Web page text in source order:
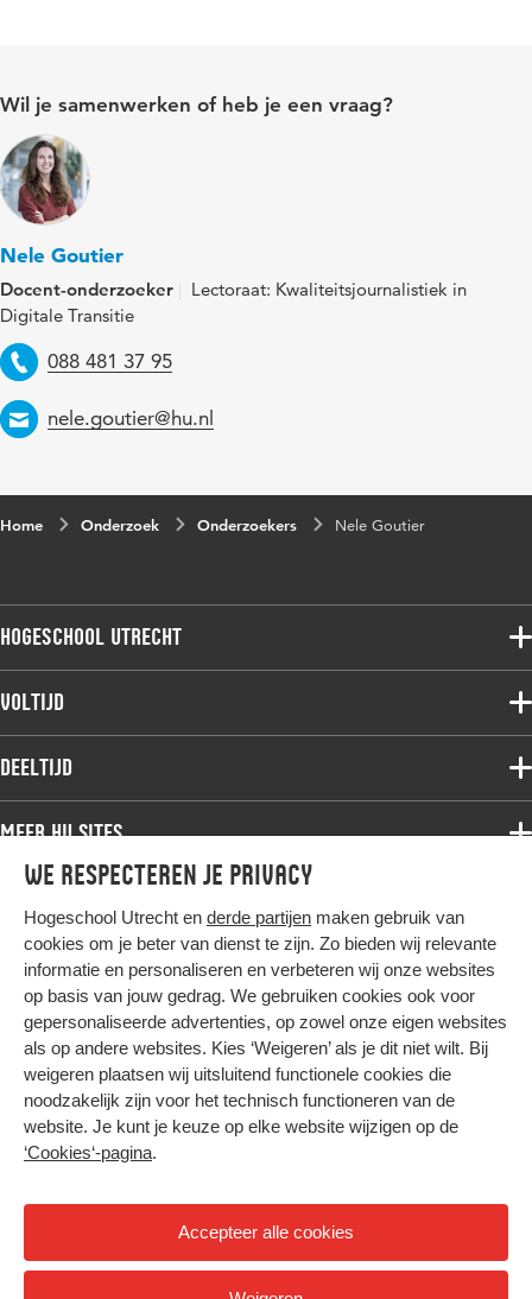
We respecteren je privacy
Hogeschool Utrecht en derde partijen maken gebruik van
cookies om je beter van dienst te zijn. Zo bieden wij relevante
informatie en personaliseren en verbeteren wij onze websites
op basis van jouw gedrag. We gebruiken cookies ook voor
gepersonaliseerde advertenties, op zowel onze eigen websites
als op andere websites. Kies ‘Weigeren’ als je dit niet wilt. Bij
weigeren plaatsen wij uitsluitend functionele cookies die
noodzakelijk zijn voor het technisch functioneren van de
website. Je kunt je keuze op elke website wijzigen op de
‘Cookies‘-pagina.
Accepteer alle cookies
Wil je samenwerken of heb je een vraag?
Nele Goutier
Docent-onderzoeker
Lectoraat: Kwaliteitsjournalistiek in
Digitale Transitie
Telefoon
088 481 37 95
Email
nele.goutier@hu.nl
Home Onderzoek Onderzoekers Nele Goutier
Hogeschool Utrecht
Voltijdopleidingen
Onderzoek
Werken bij de HU
Contact
Voltijd
Associate degree
Master
Studiekeuze voltijd
Deeltijd
Associate degree
Bachelor
Master
Post-master
Studiekeuze deeltijd
Meer HU sites
HU International
HU Bibliotheek
HU Ontwikkelt
Duurzame HU
Intranet
Trajectum
Hier komt alles samen
Colofon
Privacy
Cookies
Nieuwsbrief
Hoog contrast